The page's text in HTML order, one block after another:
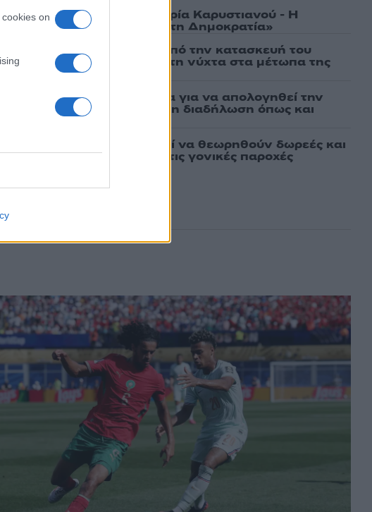
on
συνεργάτες, μένει η Μαρία Καρυστιανού - Η
μέρα για την «Ελπίδα για τη Δημοκρατία»
515: Οι πρώτες εικόνες από την κατασκευή του
που θα επιχειρεί και τη νύχτα στα μέτωπα της
46χρονη πήρε προθεσμία για να απολογηθεί την
αθώα, συμμετείχε στη διαδήλωση όπως και
χρημάτων: Πότε μπορεί να θεωρηθούν δωρεές και
φόρος – Τι ισχυεί για τις γονικές παροχές